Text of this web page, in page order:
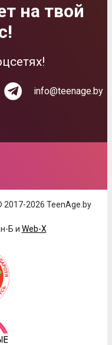
на твой
info@teenage.by
2026 TeenAge.by
Б и Web-X